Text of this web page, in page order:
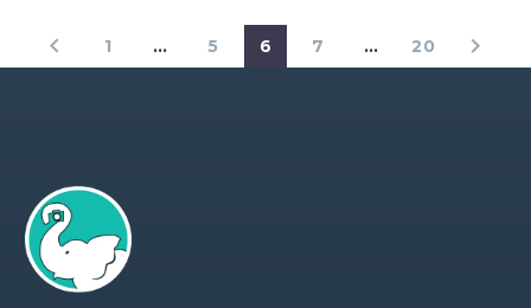
1 … 5 6 7 … 20